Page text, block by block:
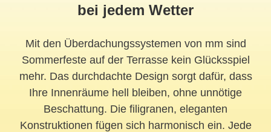
bei jedem Wetter
Mit den Überdachungssystemen von mm sind
Sommerfeste auf der Terrasse kein Glücksspiel
mehr. Das durchdachte Design sorgt dafür, dass
Ihre Innenräume hell bleiben, ohne unnötige
Beschattung. Die filigranen, eleganten
Konstruktionen fügen sich harmonisch ein. Jede